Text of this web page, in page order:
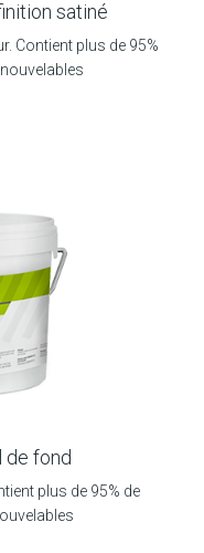
satiné
Contient plus de 95%
de fond
plus de 95% de